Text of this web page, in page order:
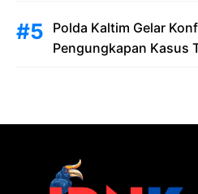
Polda Kaltim Gelar
Pengungkapan Kasus